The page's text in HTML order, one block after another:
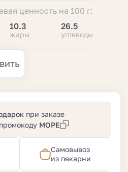
ценность на 100 г:
10.3
жиры
26.5
углеводы
при заказе
МОРЕ
Самовывоз
из пекарни